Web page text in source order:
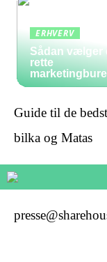
ERHVERV
Sådan vælger
rette
Guide til de
bilka og Matas